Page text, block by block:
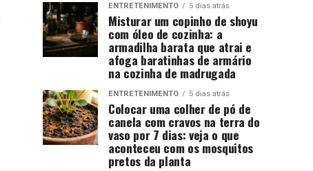
ENTRETENIMENTO 5 dias atrás
Misturar um copinho de shoyu
com óleo de cozinha: a
armadilha barata que atrai e
afoga baratinhas de armário
na cozinha de madrugada
ENTRETENIMENTO 5 dias atrás
Colocar uma colher de pó de
canela com cravos na terra do
vaso por 7 dias: veja o que
aconteceu com os mosquitos
pretos da planta